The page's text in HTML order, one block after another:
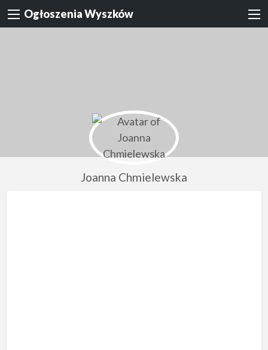
Ogłoszenia Wyszków
Joanna Chmielewska